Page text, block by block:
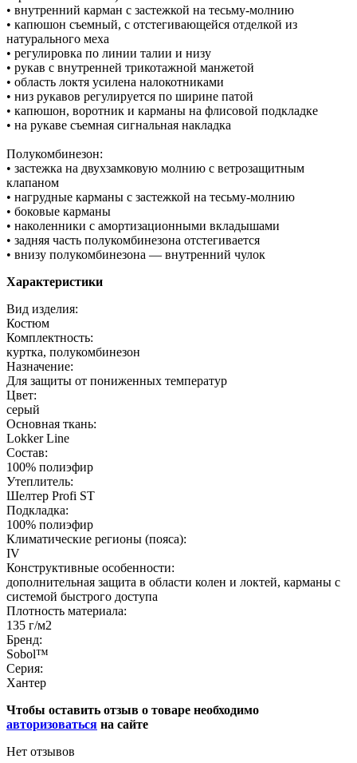
• внутренний карман с застежкой на тесьму-молнию
• капюшон съемный, с отстегивающейся отделкой из
натурального меха
• регулировка по линии талии и низу
• рукав с внутренней трикотажной манжетой
• область локтя усилена налокотниками
• низ рукавов регулируется по ширине патой
• капюшон, воротник и карманы на флисовой подкладке
• на рукаве съемная сигнальная накладка
Полукомбинезон:
• застежка на двухзамковую молнию с ветрозащитным
клапаном
• нагрудные карманы с застежкой на тесьму-молнию
• боковые карманы
• наколенники с амортизационными вкладышами
• задняя часть полукомбинезона отстегивается
• внизу полукомбинезона — внутренний чулок
Характеристики
Вид изделия:
Костюм
Комплектность:
куртка, полукомбинезон
Назначение:
Для защиты от пониженных температур
Цвет:
серый
Основная ткань:
Lokker Line
Состав:
100% полиэфир
Утеплитель:
Шелтер Profi ST
Подкладка:
100% полиэфир
Климатические регионы (пояса):
IV
Конструктивные особенности:
дополнительная защита в области колен и локтей, карманы с
системой быстрого доступа
Плотность материала:
135 г/м2
Бренд:
Sobol™
Серия:
Хантер
Чтобы оставить отзыв о товаре необходимо
авторизоваться на сайте
Нет отзывов